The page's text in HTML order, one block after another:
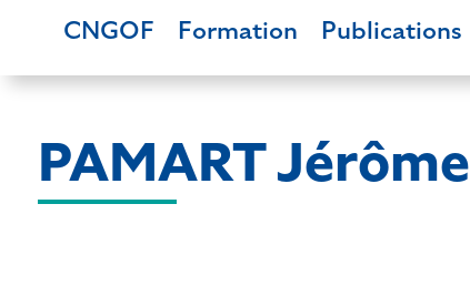
CNGOF Formation Publications
PAMART Jérôme